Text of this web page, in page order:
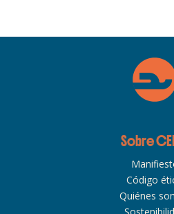
Sobre
Código
Quiénes